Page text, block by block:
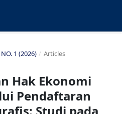
1 (2026) / Articles
Hak Ekonomi
Pendaftaran